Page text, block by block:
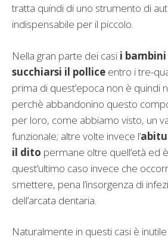
tratta quindi di uno strumento di
indispensabile per il piccolo.
Nella gran parte dei casi i
succhiarsi il pollice entro i tre-
prima di quest’epoca non è quindi
perchè abbandonino questo
per loro, come abbiamo visto, un
funzionale; altre volte invece l’
il dito permane oltre quell’età ed
quest’ultimo caso invece che
smettere, pena l’insorgenza di
dell’arcata dentaria.
Naturalmente in questi casi è